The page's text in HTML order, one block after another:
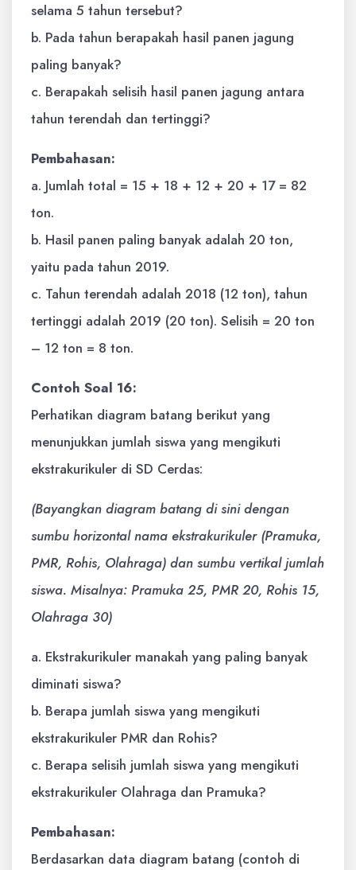
selama 5 tahun tersebut?
b. Pada tahun berapakah hasil panen jagung
paling banyak?
c. Berapakah selisih hasil panen jagung antara
tahun terendah dan tertinggi?
Pembahasan:
a. Jumlah total = 15 + 18 + 12 + 20 + 17 = 82
ton.
b. Hasil panen paling banyak adalah 20 ton,
yaitu pada tahun 2019.
c. Tahun terendah adalah 2018 (12 ton), tahun
tertinggi adalah 2019 (20 ton). Selisih = 20 ton
– 12 ton = 8 ton.
Contoh Soal 16:
Perhatikan diagram batang berikut yang
menunjukkan jumlah siswa yang mengikuti
ekstrakurikuler di SD Cerdas:
(Bayangkan diagram batang di sini dengan
sumbu horizontal nama ekstrakurikuler (Pramuka,
PMR, Rohis, Olahraga) dan sumbu vertikal jumlah
siswa. Misalnya: Pramuka 25, PMR 20, Rohis 15,
Olahraga 30)
a. Ekstrakurikuler manakah yang paling banyak
diminati siswa?
b. Berapa jumlah siswa yang mengikuti
ekstrakurikuler PMR dan Rohis?
c. Berapa selisih jumlah siswa yang mengikuti
ekstrakurikuler Olahraga dan Pramuka?
Pembahasan:
Berdasarkan data diagram batang (contoh di